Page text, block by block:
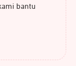
bantu